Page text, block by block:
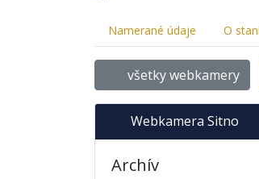
Namerané údaje O
všetky webkamery
Webkamera Sitno
Archív